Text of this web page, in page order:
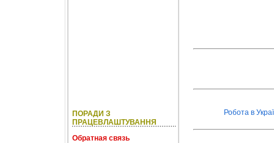
ПОРАДИ З
ПРАЦЕВЛАШТУВАННЯ
Обратная связь
Робота в